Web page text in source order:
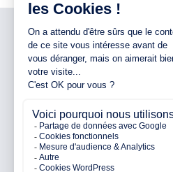
NOTRE ENTREPRISE
Notre entreprise
Nos engagements
Nos partenaires
Avis clients